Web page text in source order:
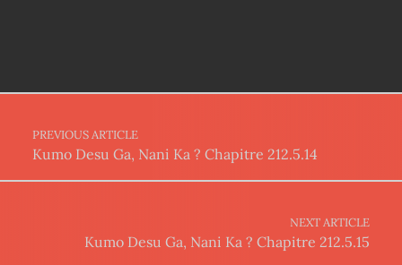
Post navigation
PREVIOUS ARTICLE
Kumo Desu Ga, Nani Ka ? Chapitre 212.5.14
NEXT ARTICLE
Kumo Desu Ga, Nani Ka ? Chapitre 212.5.15